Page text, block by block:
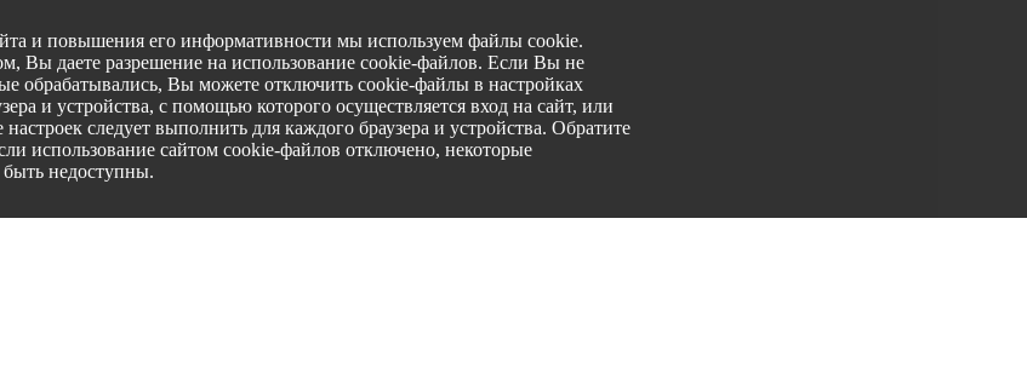
и повышения его информативности мы используем файлы cookie.
Вы даете разрешение на использование cookie-файлов. Если Вы не
обрабатывались, Вы можете отключить cookie-файлы в настройках
и устройства, с помощью которого осуществляется вход на сайт, или
следует выполнить для каждого браузера и устройства. Обратите
использование сайтом cookie-файлов отключено, некоторые
недоступны.